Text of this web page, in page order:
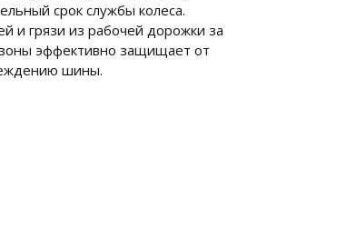
срок службы колеса.
и грязи из рабочей дорожки за
зоны эффективно защищает от
шины.